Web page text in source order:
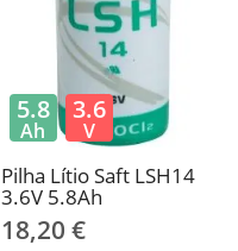
Pilha Lítio Saft LSH14
3.6V 5.8Ah
18,20 €
5.8
Ah
3.6
V